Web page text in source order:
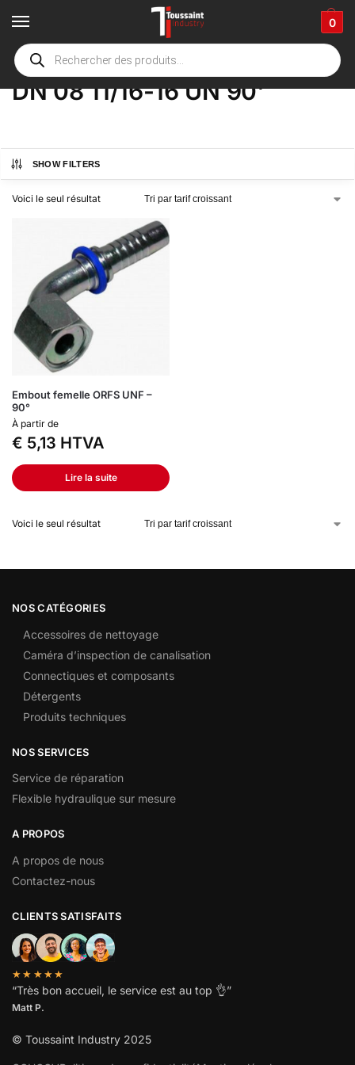
0
Accueil boutique / Product Options
DN 08 11/16-16 UN 90'
SHOW FILTERS
Voici le seul résultat
Embout femelle ORFS UNF –
90°
À partir de
€ 5,13 HTVA
Lire la suite
Voici le seul résultat
NOS CATÉGORIES
Accessoires de nettoyage
Caméra d’inspection de canalisation
Connectiques et composants
Détergents
Produits techniques
NOS SERVICES
Service de réparation
Flexible hydraulique sur mesure
A PROPOS
A propos de nous
Contactez-nous
CLIENTS SATISFAITS
★★★★★
“Très bon accueil, le service est au top 👌”
Matt P.
© Toussaint Industry 2025